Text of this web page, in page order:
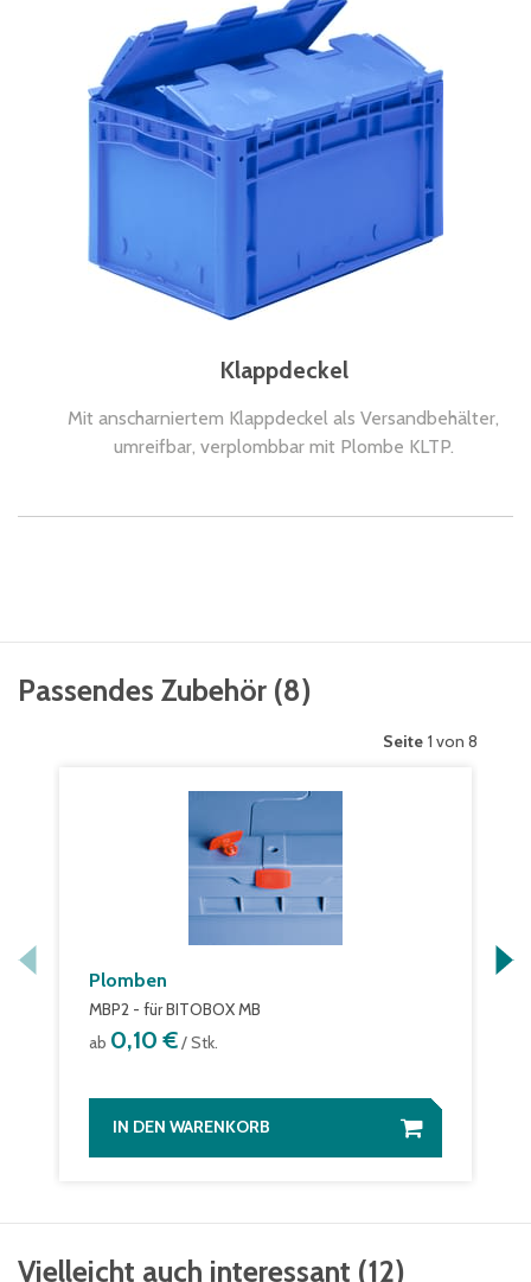
Klappdeckel
Mit anscharniertem Klappdeckel als Versandbehälter,
umreifbar, verplombbar mit Plombe KLTP.
Passendes Zubehör (8)
Seite 1 von 8
Plomben
MBP2 - für BITOBOX MB
ab 0,10 €/ Stk.
IN DEN WARENKORB
Vielleicht auch interessant (12)